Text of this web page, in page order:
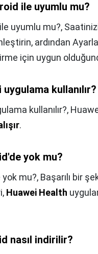
ile uyumlu mu?
uyumlu mu?,
ardından
için uygun
kullanılır?
kullanılır?,
.
yok mu?
mu?, Başarılı bir
Huawei Health
nasıl indirilir?